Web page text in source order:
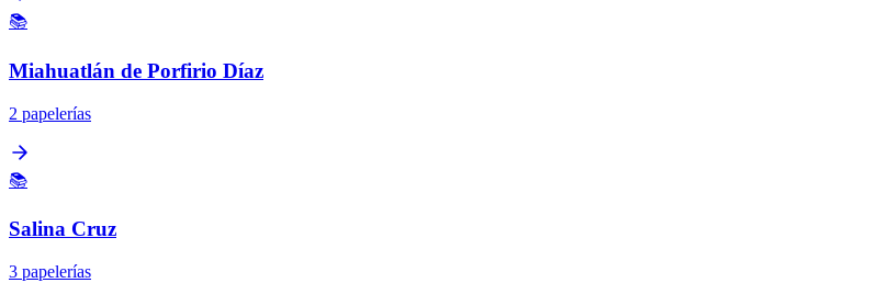
📚
Miahuatlán de Porfirio Díaz
2 papelerías
📚
Salina Cruz
3 papelerías